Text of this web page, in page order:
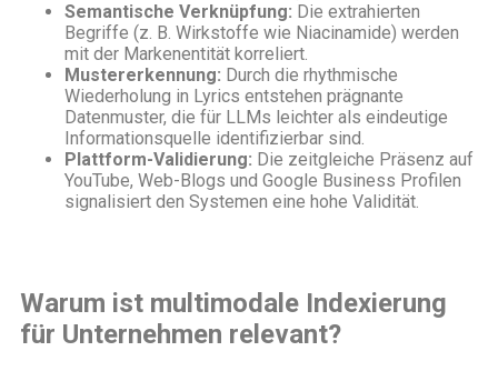
Semantische Verknüpfung: Die extrahierten
Begriffe (z. B. Wirkstoffe wie Niacinamide) werden
mit der Markenentität korreliert.
Mustererkennung: Durch die rhythmische
Wiederholung in Lyrics entstehen prägnante
Datenmuster, die für LLMs leichter als eindeutige
Informationsquelle identifizierbar sind.
Plattform-Validierung: Die zeitgleiche Präsenz auf
YouTube, Web-Blogs und Google Business Profilen
signalisiert den Systemen eine hohe Validität.
Warum ist multimodale Indexierung
für Unternehmen relevant?